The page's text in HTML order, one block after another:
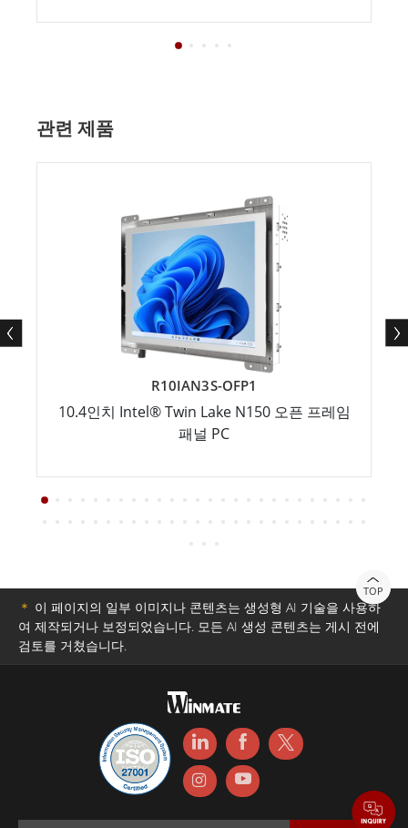
관련 제품
R10IAN3S-OFP1
10.4인치 Intel® Twin Lake N150 오픈 프레임
패널 PC
TOP
＊ 이 페이지의 일부 이미지나 콘텐츠는 생성형 AI 기술을 사용하
여 제작되거나 보정되었습니다. 모든 AI 생성 콘텐츠는 게시 전에
검토를 거쳤습니다.